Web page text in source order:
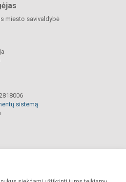
miesto savivaldybė
sistemą